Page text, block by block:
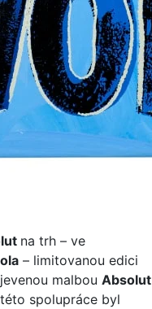
na trh – ve
– limitovanou edici
malbou Absolut
spolupráce byl